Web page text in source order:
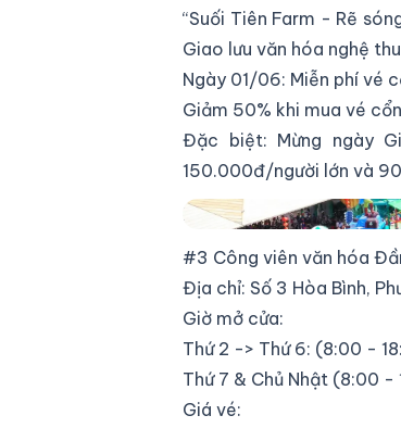
“Suối Tiên Farm - Rẽ
Giao lưu văn hóa nghệ
Ngày 01/06: Miễn phí vé
Giảm 50% khi mua vé
Đặc biệt: Mừng ngày
150.000đ/người lớn và
Khu du lịch Văn hóa Suối
#3 Công viên văn hóa
Địa chỉ: Số 3 Hòa Bình,
Giờ mở cửa:
Thứ 2 -> Thứ 6: (8:00 -
Thứ 7 & Chủ Nhật (8:00 -
Giá vé: